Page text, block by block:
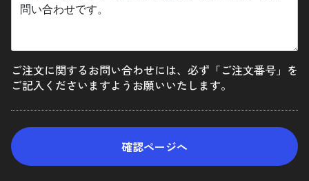
プライバシーポリシー
企業サイト
車種別キットはこちら
ご注文に関するお問い合わせには、必ず「ご注文番号」を
ご記入くださいますようお願いいたします。
確認ページへ